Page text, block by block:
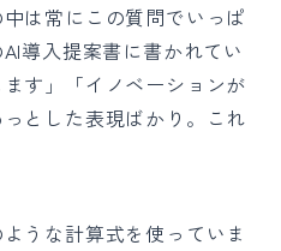
は常にこの質問でいっぱ
導入提案書に書かれてい
す」「イノベーションが
とした表現ばかり。これ
うな計算式を使っていま